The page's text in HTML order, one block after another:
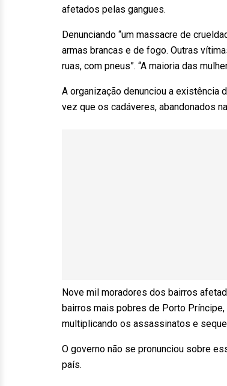
afetados pelas gangues.
Denunciando “um massacre de
armas brancas e de fogo. Outras
ruas, com pneus”. “A maioria das
A organização denunciou a existência
vez que os cadáveres, abandonados
Nove mil moradores dos bairros
bairros mais pobres de Porto
multiplicando os assassinatos e
O governo não se pronunciou sobre
país.